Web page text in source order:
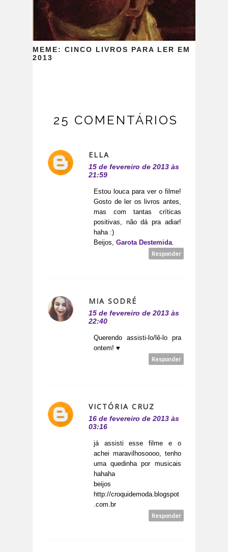
MEME: CINCO LIVROS PARA LER EM
2013
25 COMENTÁRIOS
ELLA
15 de fevereiro de 2013 às
21:59
Estou louca para ver o filme!
Gosto de ler os livros antes,
mas com tantas críticas
positivas, não dá pra adiar!
haha :)
Beijos, Garota Destemida.
Responder
MIA SODRÉ
15 de fevereiro de 2013 às
22:40
Querendo assisti-lo/lê-lo pra
ontem! ♥
Responder
VICTÓRIA CRUZ
16 de fevereiro de 2013 às
03:16
já assisti esse filme e o
achei maravilhosoooo, tenho
uma quedinha por musicais
hahaha
beijos
http://croquidemoda.blogspot
.com.br
Responder